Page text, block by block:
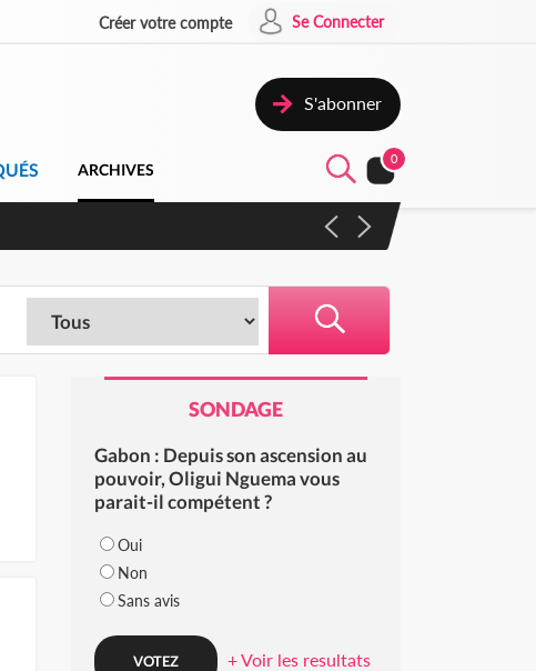
Créer votre compte Se Connecter
S'abonner
ARCHIVES
0
campagne contre les produits
SONDAGE
Gabon : Depuis son ascension au
pouvoir, Oligui Nguema vous
parait-il compétent ?
Oui
Non
Sans avis
+ Voir les resultats